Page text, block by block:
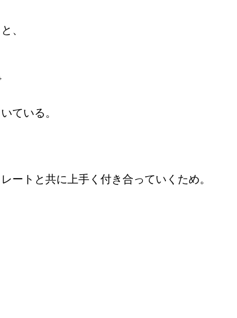
、
ている。
ートと共に上手く付き合っていくため。